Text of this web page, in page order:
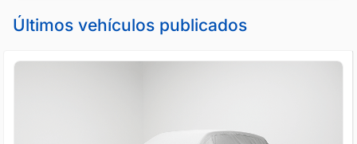
Últimos vehículos publicados